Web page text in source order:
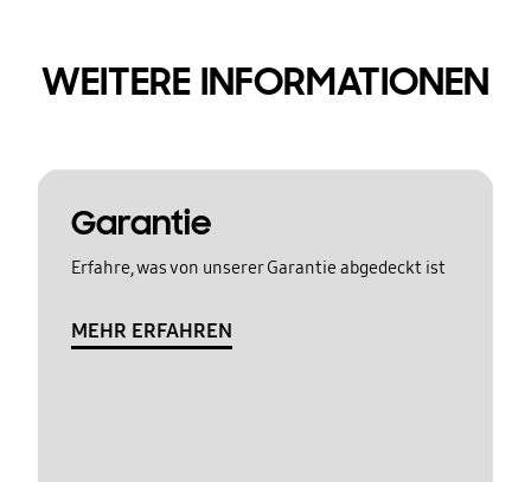
WEITERE INFORMATIONEN
Garantie
Erfahre, was von unserer Garantie abgedeckt ist
MEHR ERFAHREN